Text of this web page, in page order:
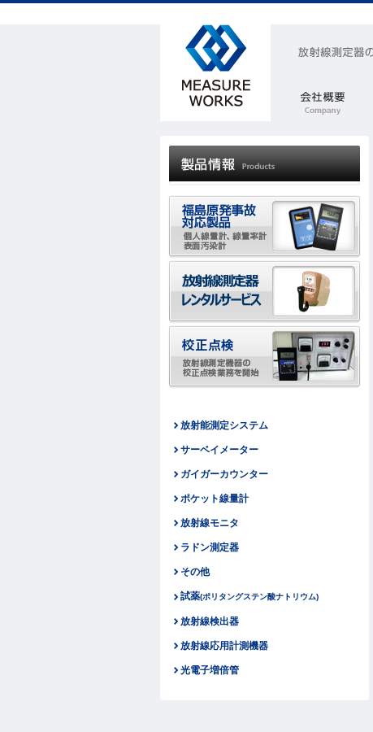
放射能測定システム
サーベイメーター
ガイガーカウンター
ポケット線量計
放射線モニタ
ラドン測定器
その他
試薬(ポリタングステン酸ナトリウム)
放射線検出器
放射線応用計測機器
光電子増倍管